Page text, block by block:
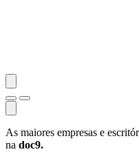
As maiores empresas e
na doc9.